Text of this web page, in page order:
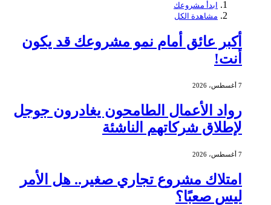
ابدأ مشروعك
مشاهدة الكل
أكبر عائق أمام نمو مشروعك قد يكون
أنت!
7 أغسطس، 2026
رواد الأعمال الطامحون يغادرون جوجل
لإطلاق شركاتهم الناشئة
7 أغسطس، 2026
امتلاك مشروع تجاري صغير.. هل الأمر
ليس صعبًا؟